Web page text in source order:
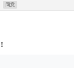
同意